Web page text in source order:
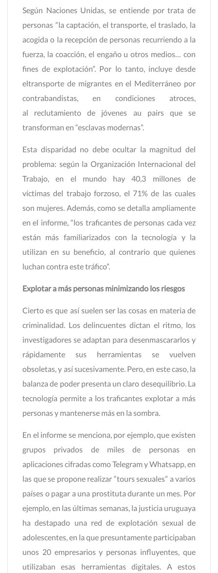
Según Naciones Unidas, se entiende por trata de
personas “la captación, el transporte, el traslado, la
acogida o la recepción de personas recurriendo a la
fuerza, la coacción, el engaño u otros medios… con
fines de explotación”. Por lo tanto, incluye desde
eltransporte de migrantes en el Mediterráneo por
contrabandistas, en condiciones atroces,
al reclutamiento de jóvenes au pairs que se
transforman en “esclavas modernas”.
Esta disparidad no debe ocultar la magnitud del
problema: según la Organización Internacional del
Trabajo, en el mundo hay 40,3 millones de
víctimas del trabajo forzoso, el 71% de las cuales
son mujeres. Además, como se detalla ampliamente
en el informe, “los traficantes de personas cada vez
están más familiarizados con la tecnología y la
utilizan en su beneficio, al contrario que quienes
luchan contra este tráfico”.
Explotar a más personas minimizando los riesgos
Cierto es que así suelen ser las cosas en materia de
criminalidad. Los delincuentes dictan el ritmo, los
investigadores se adaptan para desenmascararlos y
rápidamente sus herramientas se vuelven
obsoletas, y así sucesivamente. Pero, en este caso, la
balanza de poder presenta un claro desequilibrio. La
tecnología permite a los traficantes explotar a más
personas y mantenerse más en la sombra.
En el informe se menciona, por ejemplo, que existen
grupos privados de miles de personas en
aplicaciones cifradas como Telegram y Whatsapp, en
las que se propone realizar “tours sexuales” a varios
países o pagar a una prostituta durante un mes. Por
ejemplo, en las últimas semanas, la justicia uruguaya
ha destapado una red de explotación sexual de
adolescentes, en la que presuntamente participaban
unos 20 empresarios y personas influyentes, que
utilizaban esas herramientas digitales. A estos